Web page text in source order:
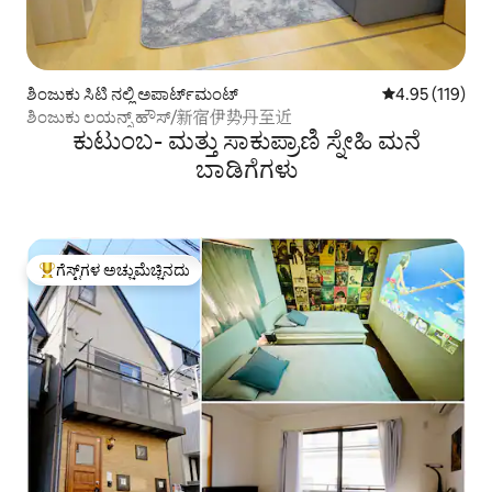
ಶಿಂಜುಕು ಸಿಟಿ ನಲ್ಲಿ ಅಪಾರ್ಟ್‌ಮಂಟ್ 5 ರಲ್ಲಿ 4.95
4.95 (119)
ಶಿಂಜುಕು ಲಯನ್ಸ್ ಹೌಸ್/新宿伊势丹至近
ಕುಟುಂಬ- ಮತ್ತು ಸಾಕುಪ್ರಾಣಿ ಸ್ನೇಹಿ ಮನೆ
ಬಾಡಿಗೆಗಳು
ಗೆಸ್ಟ್‌ಗಳಿಗೆ ಅತಿ ಹೆಚ್ಚು ಅಚ್ಚುಮೆಚ್ಚಿನದು
ಗೆಸ್ಟ್‌ಗಳ ಅಚ್ಚುಮೆಚ್ಚಿನದು